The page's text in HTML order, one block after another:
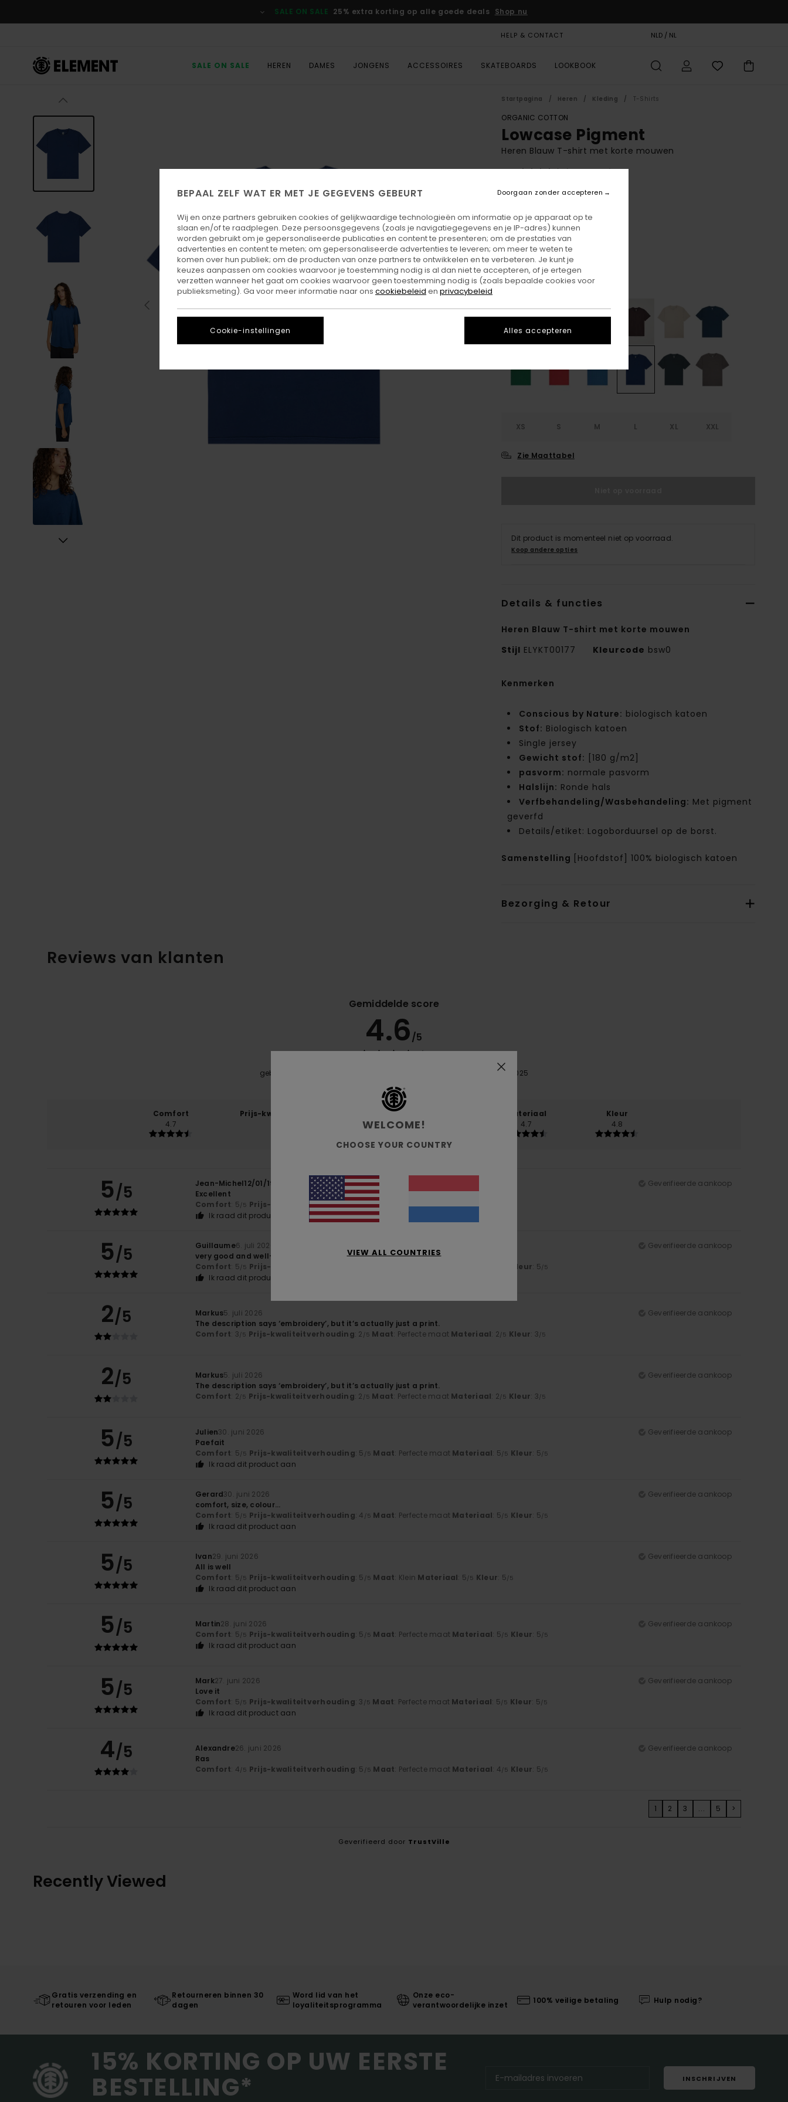
Productinformatie
SALE ON SALE 25% extra korting op alle goede deals Shop nu
HELP & CONTACT NLD / NL
SALE ON SALE HEREN DAMES JONGENS ACCESSOIRES SKATEBOARDS LOOKBOOK
Startpagina Heren Kleding T-Shirts
ORGANIC COTTON
Lowcase Pigment
Heren Blauw T-shirt met korte mouwen
4.6
€ 15,75
SALE
SALE ON SALE 25% EXTRA
KleurNavy Peony
XS S M L XL XXL
Zie Maattabel
Dit product is momenteel niet op voorraad.
Koop andere opties
Details & functies
Heren Blauw T-shirt met korte mouwen
Stijl ELYKT00177 Kleurcode bsw0
Kenmerken
Conscious by Nature: biologisch katoen
Stof: Biologisch katoen
Single jersey
Gewicht stof: [180 g/m2]
pasvorm: normale pasvorm
Halslijn: Ronde hals
Verfbehandeling/Wasbehandeling: Met pigment
geverfd
Details/etiket: Logoborduursel op de borst.
Samenstelling [Hoofdstof] 100% biologisch katoen
Bezorging & Retour
Reviews van klanten
Gemiddelde score
4.6/5
gebaseerd op
sinds september 2025
Comfort
4.7
Prijs-kwaliteitverhouding
Materiaal
4.7
Kleur
4.8
5/5 Jean-Michel12/01/1954 10. juli 2026
Geverifieerde aankoop
Excellent
Comfort: 5/5 Prijs-kwaliteitverhouding: 5/5 Maat : Te grootKleur: 5/5
Ik raad dit product aan
5/5 Guillaume6. juli 2026
Geverifieerde aankoop
very good and well-cut
Comfort: 5/5 Prijs-kwaliteitverhouding Kleur: 5/5
Ik raad dit product aan
2/5 Markus5. juli 2026
Geverifieerde aankoop
The description says ‘embroidery’, but it’s actually just a print.
Comfort: 3/5 Prijs-kwaliteitverhouding: 2 /5 Maat: Perfecte maat Materiaal: 2/5 Kleur: 3/5
2/5 Markus5. juli 2026
Geverifieerde aankoop
The description says ‘embroidery’, but it’s actually just a print.
Comfort: 2/5 Prijs-kwaliteitverhouding: 2 /5 Maat: Perfecte maat Materiaal: 2/5 Kleur: 3/5
5/5 Julien30. juni 2026
Geverifieerde aankoop
Paefait
Comfort: 5/5 Prijs-kwaliteitverhouding: 5 /5 Maat: Perfecte maat Materiaal: 5/5 Kleur: 5/5
Ik raad dit product aan
5/5 Gerard30. juni 2026
Geverifieerde aankoop
comfort, size, colour...
Comfort: 5/5 Prijs-kwaliteitverhouding: 4 /5 Maat: Perfecte maat Materiaal: 5/5 Kleur: 5/5
Ik raad dit product aan
5/5 Ivan29. juni 2026
Geverifieerde aankoop
All is well
Comfort: 5/5 Prijs-kwaliteitverhouding: 5 /5 Maat: Klein Materiaal: 5/5 Kleur: 5/5
Ik raad dit product aan
5/5 Martin28. juni 2026
Geverifieerde aankoop
Comfort: 5/5 Prijs-kwaliteitverhouding: 5 /5 Maat: Perfecte maat Materiaal: 5/5 Kleur: 5/5
Ik raad dit product aan
5/5 Mark27. juni 2026
Geverifieerde aankoop
Love it
Comfort: 5/5 Prijs-kwaliteitverhouding: 3 /5 Maat: Perfecte maat Materiaal: 5/5 Kleur: 5/5
Ik raad dit product aan
4/5 Alexandre26. juni 2026
Geverifieerde aankoop
Ras
Comfort: 4/5 Prijs-kwaliteitverhouding: 5 /5 Maat: Perfecte maat Materiaal: 4/5 Kleur: 5/5
1 2 3 ... 5 >
Geverifieerd door TrustVille
Recently Viewed
Gratis verzending en
retouren voor leden
Retourneren binnen 30
dagen
Word lid van het
loyaliteitsprogramma
Onze eco-
verantwoordelijke inzet
100% veilige betaling Hulp nodig?
15% KORTING OP UW EERSTE
BESTELLING* INSCHRIJVEN
WELCOME!
CHOOSE YOUR COUNTRY
VIEW ALL COUNTRIES
BEPAAL ZELF WAT ER MET JE GEGEVENS GEBEURT
Wij en onze partners gebruiken cookies of gelijkwaardige technologieën om informatie op je apparaat op te
slaan en/of te raadplegen. Deze persoonsgegevens (zoals je navigatiegegevens en je IP-adres) kunnen
worden gebruikt om je gepersonaliseerde publicaties en content te presenteren; om de prestaties van
advertenties en content te meten; om gepersonaliseerde advertenties te leveren; om meer te weten te
komen over hun publiek; om de producten van onze partners te ontwikkelen en te verbeteren. Je kunt je
keuzes aanpassen om cookies waarvoor je toestemming nodig is al dan niet te accepteren, of je ertegen
verzetten wanneer het gaat om cookies waarvoor geen toestemming nodig is (zoals bepaalde cookies voor
publieksmeting). Ga voor meer informatie naar ons cookiebeleid en privacybeleid
Cookie-instellingen
Doorgaan zonder accepteren
Alles accepteren